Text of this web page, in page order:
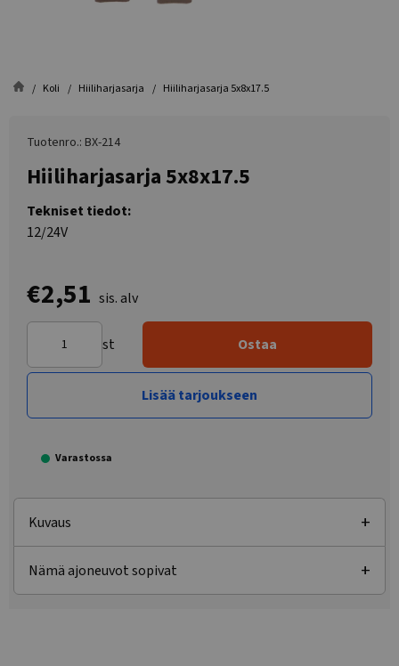
Koli Hiiliharjasarja Hiiliharjasarja 5x8x17.5
Tuotenro.: BX-214
Hiiliharjasarja 5x8x17.5
Tekniset tiedot:
12/24V
€2,51 sis. alv
st Ostaa
Lisää tarjoukseen
Varastossa
Kuvaus
Nämä ajoneuvot sopivat